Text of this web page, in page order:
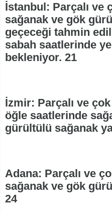
İstanbul: Parçalı ve
sağanak ve gök
geçeceği tahmin
sabah saatlerinde
bekleniyor. 21
İzmir: Parçalı ve
öğle saatlerinde
gürültülü sağanak
Adana: Parçalı ve
sağanak ve gök
24